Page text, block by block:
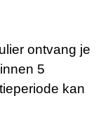
ontvang je
5
kan